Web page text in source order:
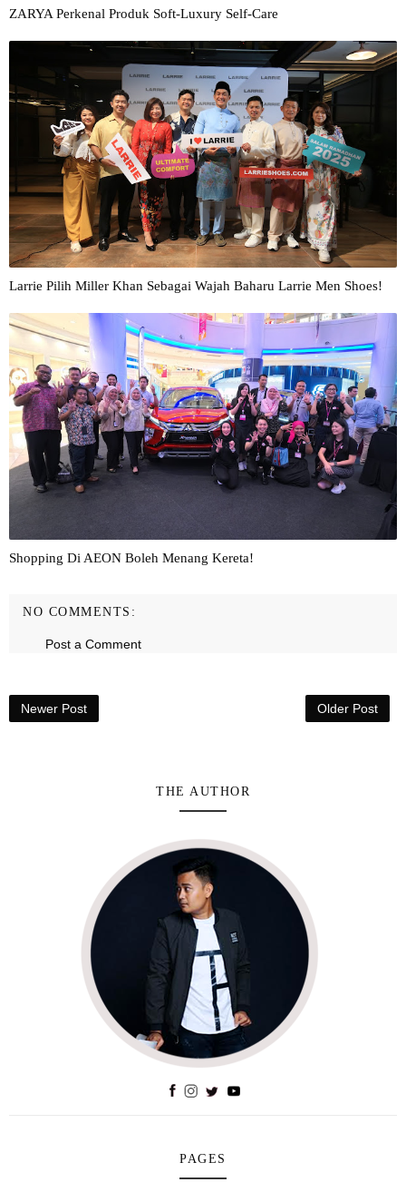
ZARYA Perkenal Produk Soft-Luxury Self-Care
Larrie Pilih Miller Khan Sebagai Wajah Baharu Larrie Men Shoes!
Shopping Di AEON Boleh Menang Kereta!
NO COMMENTS:
Post a Comment
Newer Post Older Post
THE AUTHOR
PAGES